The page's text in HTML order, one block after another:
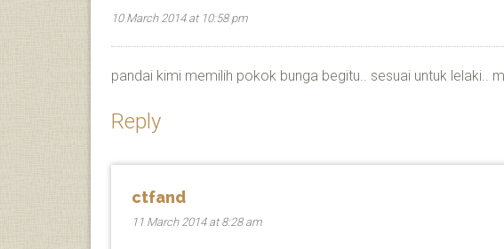
10 March 2014 at 10:58 pm
pandai kimi memilih pokok bunga begitu.. sesuai untuk lelaki..
Reply
ctfand
11 March 2014 at 8:28 am